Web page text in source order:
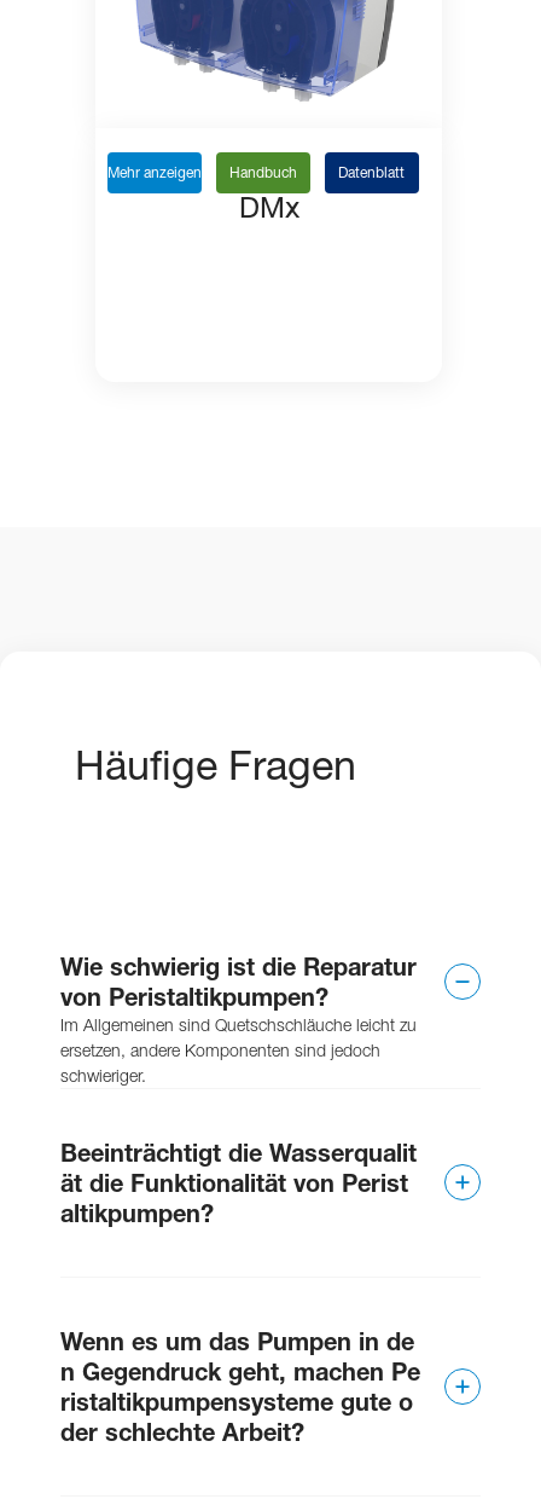
Mehr anzeigen Handbuch Datenblatt
DMx
Häufige Fragen
Wie schwierig ist die Reparatur
von Peristaltikpumpen?
Im Allgemeinen sind Quetschschläuche leicht zu
ersetzen, andere Komponenten sind jedoch
schwieriger.
Beeinträchtigt die Wasserqualit
ät die Funktionalität von Perist
altikpumpen?
Leistung unabhängig von der Wasserqualität.
Wenn es um das Pumpen in de
n Gegendruck geht, machen Pe
ristaltikpumpensysteme gute o
der schlechte Arbeit?